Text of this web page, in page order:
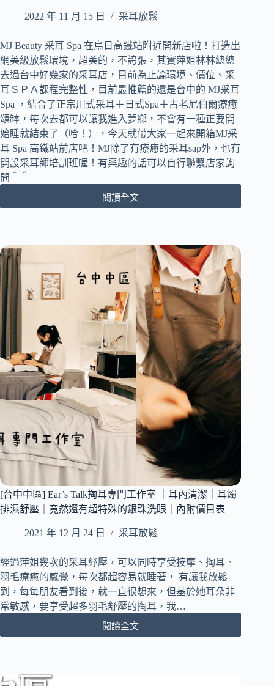
｜
適
大
空
間
｜
耳
燭
spa
｜
線
上
線
下
采
人
訓
課
程
｜
內
附
價
表
2022 年 11 月 15 日 采耳放鬆
MJ Beauty 采耳 Spa 在烏日高鐵站附近開新店啦！打造出
網美級放鬆環境，超美的，不誇張，其實萍姐林林總總
去過台中好幾家的采耳店，目前為止論環境、價位、采
耳ＳＰＡ課程完整性，目前最推薦的還是台中的 MJ采耳
Spa ，結合了正宗川式采耳＋日式Spa＋古老尼伯爾療癒
頌缽，每次去都可以讓我進入夢鄉，不會有一種正要開
始睡就結束了（哈！），今天就帶大家一起來開箱MJ采
耳 Spa 高鐵站前店吧！MJ除了有療癒的采耳sap外，也有
開設采耳師培訓班喔！有興趣的話可以自行聯繫店家詢
問＾＾
閱讀全文
[台
區]
Beauty
采
耳
Spa
烏
日
店
｜
超
療
癒
采
耳
耳
目
75
分
超
放
鬆
｜
烏
日
高
[台中中區] Ear’s Talk掏耳專門工作室 ｜耳內清潔｜耳燭
排濕舒壓｜竟然還有超特殊的銀珠洗眼｜內附價目表
2021 年 12 月 24 日 采耳放鬆
經過萍姐幾次的采耳紓壓，可以同時享受按摩、掏耳、
羽毛療癒的感覺，每次都超容易就睡著， 有讓我放鬆
到，每每朋友看到後，就一直很想來，但基於她耳朵非
常敏感，要享受超多羽毛舒壓的掏耳，我…
閱讀全文
[台